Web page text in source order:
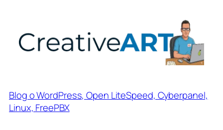
treści
Blog o WordPress, Open LiteSpeed, Cyberpanel,
Linux, FreePBX